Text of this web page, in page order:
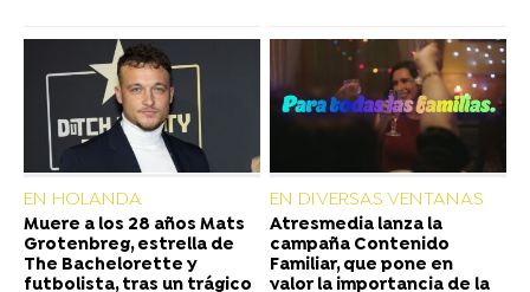
EN HOLANDA
Muere a los 28 años Mats
Grotenbreg, estrella de
The Bachelorette y
futbolista, tras un trágico
EN DIVERSAS VENTANAS
Atresmedia lanza la
campaña Contenido
Familiar, que pone en
valor la importancia de la